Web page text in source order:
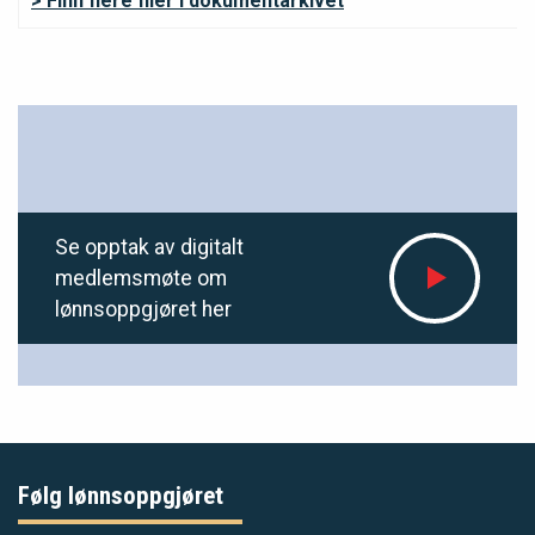
Se opptak av digitalt
medlemsmøte om
lønnsoppgjøret her
Følg lønnsoppgjøret